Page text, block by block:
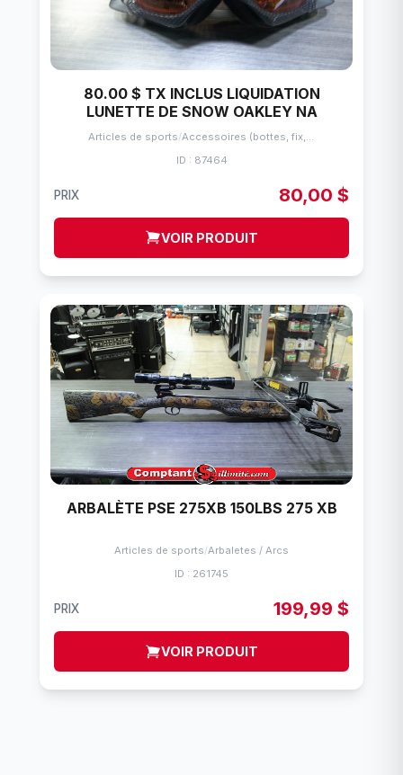
80.00 $ TX INCLUS LIQUIDATION
LUNETTE DE SNOW OAKLEY NA
Articles de sports/
ID : 87464
PRIX 80,00 $
VOIR PRODUIT
ARBALÈTE PSE 275XB 150LBS 275 XB
Articles de sports/Arbaletes / Arcs
ID : 261745
PRIX 199,99 $
VOIR PRODUIT